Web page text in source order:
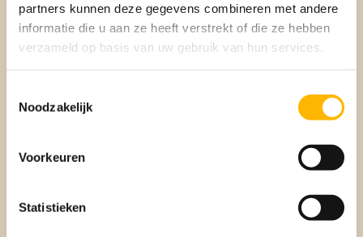
partners kunnen deze gegevens combineren met andere
informatie die u aan ze heeft verstrekt of die ze hebben
verzameld op basis van uw gebruik van hun services.
Noodzakelijk
Voorkeuren
Statistieken
Stap 4: Bepaal hoe je het gaat
financieren
De volgende stap is het bepalen hoe je de
Eigen spaargeld: Als je voldoende spaargeld hebt, is dit
de meest voordelige optie omdat je geen rente hoeft te
betalen.